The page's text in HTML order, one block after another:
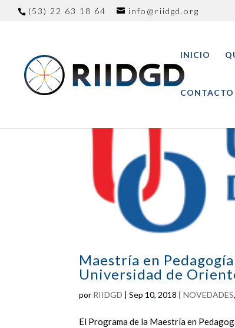
(53) 22 63 18 64 info@riidgd.org
INICIO
CONTACTO
Maestría en
Universidad de
por RIIDGD |Sep 10, 2018 |NOVEDADES,
El Programa de la Maestría en